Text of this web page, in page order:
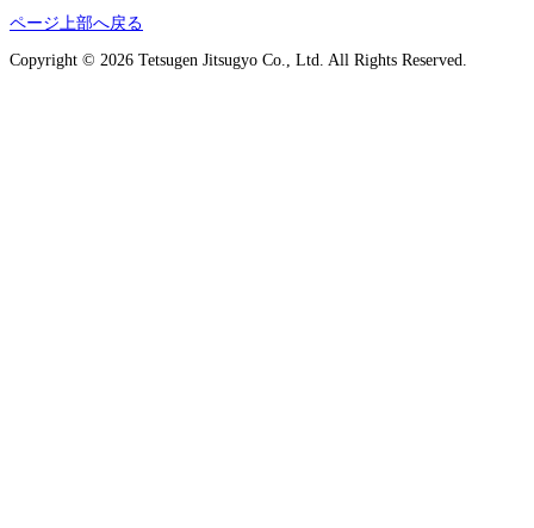
ページ上部へ戻る
Copyright © 2026 Tetsugen Jitsugyo Co., Ltd. All Rights Reserved.